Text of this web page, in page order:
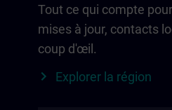
Tout ce qui compte
mises à jour, contacts
coup d'œil.
Explorer la région